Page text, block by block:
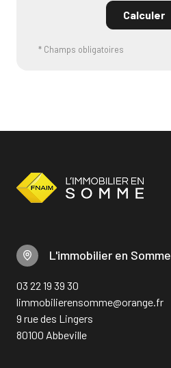
Calculer
* Champs obligatoires
L'immobilier en Somme
03 22 19 39 30
limmobilierensomme@orange.fr
9 rue des Lingers
80100 Abbeville